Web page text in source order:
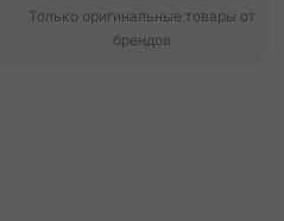
Только оригинальные товары от
брендов